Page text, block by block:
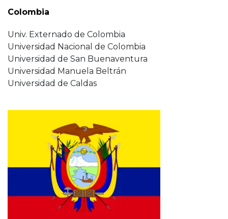
Colombia
Univ. Externado de Colombia
Universidad Nacional de Colombia
Universidad de San Buenaventura
Universidad Manuela Beltrán
Universidad de Caldas